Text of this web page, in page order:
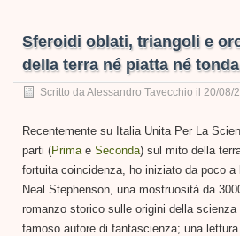
Sferoidi oblati, triangoli e
della terra né piatta né tonda
Scritto da Alessandro Tavecchio il 20/08/
Recentemente su Italia Unita Per La
parti (Prima e Seconda) sul mito della
fortuita coincidenza, ho iniziato da poco a
Neal Stephenson, una mostruosità da
romanzo storico sulle origini della
famoso autore di fantascienza; una